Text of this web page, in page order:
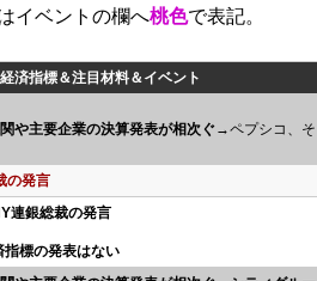
イベントの欄へ桃色で表記。
経済指標＆注目材料＆イベント
や主要企業の決算発表が相次ぐ→ペプシコ、そ
の発言
連銀総裁の発言
標の発表はない